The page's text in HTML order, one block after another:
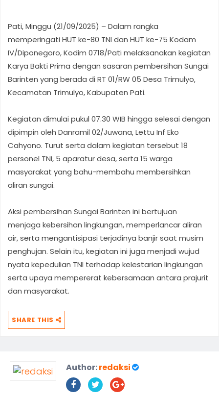
Pati, Minggu (21/09/2025) – Dalam rangka
memperingati HUT ke-80 TNI dan HUT ke-75 Kodam
IV/Diponegoro, Kodim 0718/Pati melaksanakan kegiatan
Karya Bakti Prima dengan sasaran pembersihan Sungai
Barinten yang berada di RT 01/RW 05 Desa Trimulyo,
Kecamatan Trimulyo, Kabupaten Pati.
Kegiatan dimulai pukul 07.30 WIB hingga selesai dengan
dipimpin oleh Danramil 02/Juwana, Lettu Inf Eko
Cahyono. Turut serta dalam kegiatan tersebut 18
personel TNI, 5 aparatur desa, serta 15 warga
masyarakat yang bahu-membahu membersihkan
aliran sungai.
Aksi pembersihan Sungai Barinten ini bertujuan
menjaga kebersihan lingkungan, memperlancar aliran
air, serta mengantisipasi terjadinya banjir saat musim
penghujan. Selain itu, kegiatan ini juga menjadi wujud
nyata kepedulian TNI terhadap kelestarian lingkungan
serta upaya mempererat kebersamaan antara prajurit
dan masyarakat.
SHARE THIS
Author:redaksi